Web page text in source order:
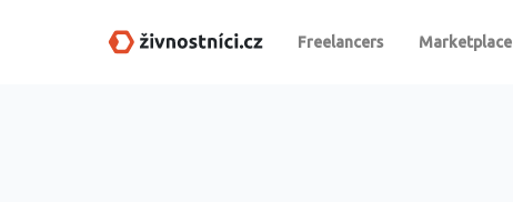
Freelancers Marketplace